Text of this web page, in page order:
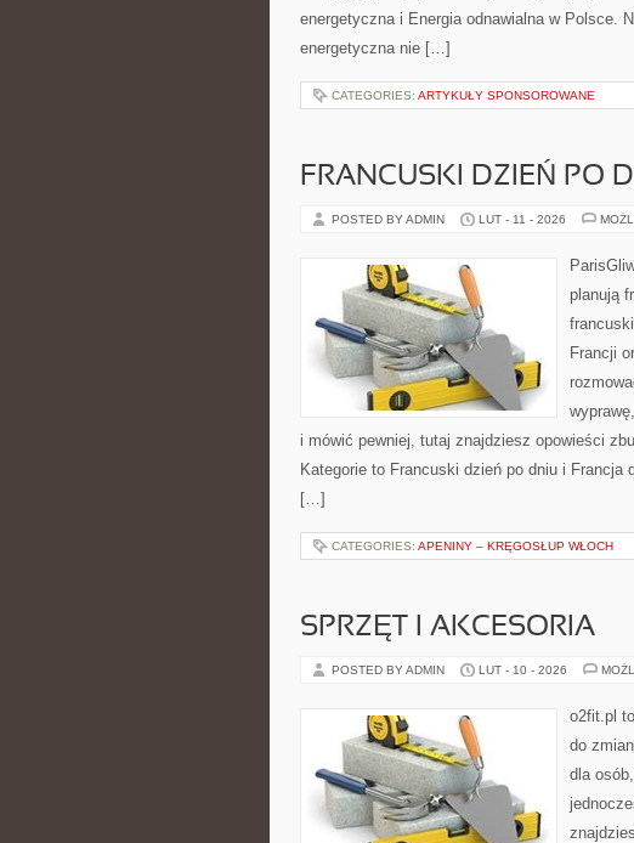
energetyczna i Energia odnawialna w Polsce.
energetyczna nie […]
CATEGORIES: ARTYKUŁY SPONSOROWANE
FRANCUSKI DZIEŃ PO
POSTED BY ADMIN LUT - 11 - 2026
planują
Francji
i mówić pewniej, tutaj znajdziesz opowieści
Kategorie to Francuski dzień po dniu i
[…]
CATEGORIES: APENINY – KRĘGOSŁUP WŁOCH
SPRZĘT I AKCESORIA
POSTED BY ADMIN LUT - 10 - 2026
o2fit.pl
do
dla